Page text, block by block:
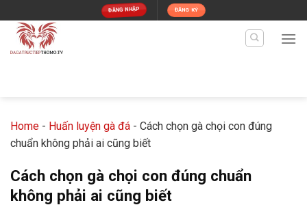
content
ĐĂNG NHẬP ĐĂNG KÝ
Home - Huấn luyện gà đá - Cách chọn gà chọi con đúng
chuẩn không phải ai cũng biết
Cách chọn gà chọi con đúng chuẩn
không phải ai cũng biết